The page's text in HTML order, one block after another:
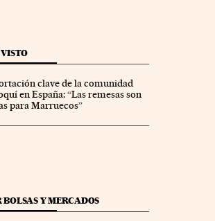
clave de la comunidad
en España: “Las remesas son
para Marruecos”
BOLSAS Y MERCADOS